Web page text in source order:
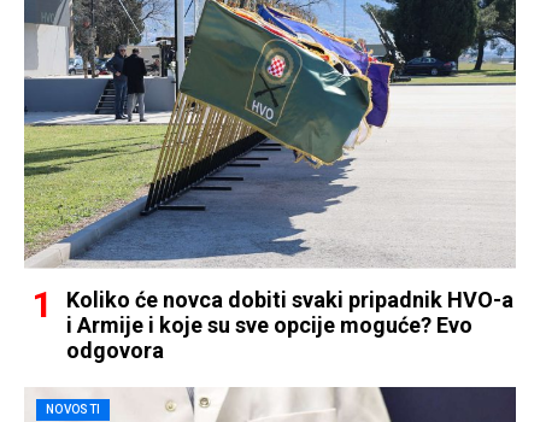
Koliko će novca dobiti svaki pripadnik HVO-a
i Armije i koje su sve opcije moguće? Evo
odgovora
NOVOSTI